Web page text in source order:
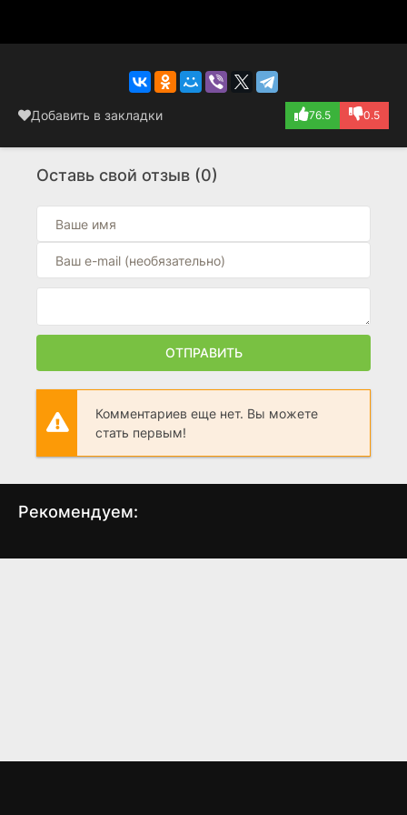
Добавить в закладки 76.5 0.5
Оставь свой отзыв (0)
ОТПРАВИТЬ
Комментариев еще нет. Вы можете
стать первым!
Рекомендуем:
Укушенный
Как Джек встретил
Не/